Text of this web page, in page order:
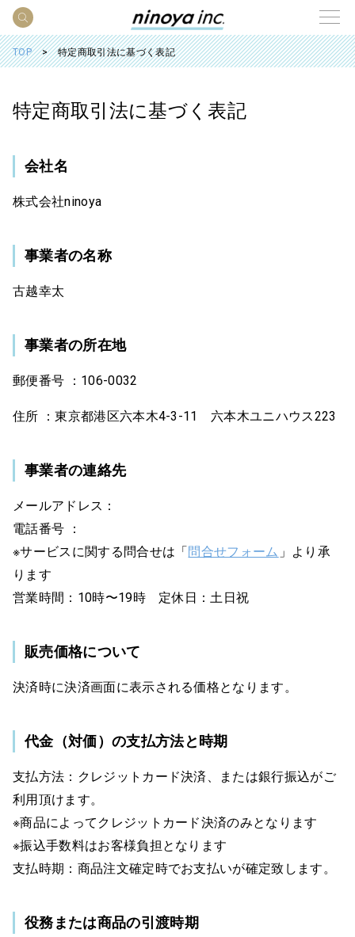
TOP 特定商取引法に基づく表記
特定商取引法に基づく表記
会社名
株式会社ninoya
事業者の名称
古越幸太
事業者の所在地
郵便番号 ：106-0032
住所 ：東京都港区六本木4-3-11 六本木ユニハウス223
事業者の連絡先
メールアドレス：
電話番号 ：
※サービスに関する問合せは「問合せフォーム 」より承
ります
営業時間：10時〜19時 定休日：土日祝
販売価格について
決済時に決済画面に表示される価格となります。
代金（対価）の支払方法と時期
支払方法：クレジットカード決済、または銀行振込がご
利用頂けます。
※商品によってクレジットカード決済のみとなります
※振込手数料はお客様負担となります
支払時期：商品注文確定時でお支払いが確定致します。
役務または商品の引渡時期